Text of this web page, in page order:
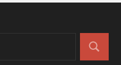
Căutare